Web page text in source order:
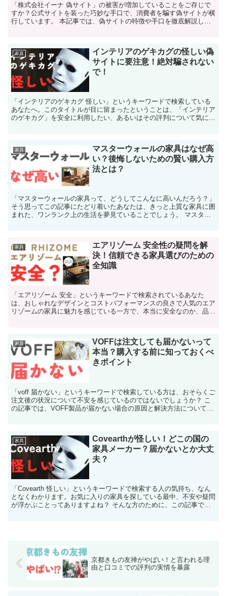
「株式会社イーナ 偽サイト」の被害が増加していることをご存じで
すか？公式サイトを装った巧妙な手口で、消費者を騙す偽サイトが横
行しています。 本記事では、偽サイトの特徴や手口を徹底解説し、
家具
インテリアのゲキカグの怪しい偽
サイトに要注意！絶対騙されない
で！
「インテリアのゲキカグ 怪しい」というキーワードで検索している
あなたへ。このタイトルが目に留まったということは、「インテリア
のゲキカグ」を安全に利用したい、あるいはその評判について気にな
家具
マスターウォールの家具はなぜ高
い？後悔しないための賢い購入方
法とは？
「マスターウォールの家具って、どうしてこんなに高いんだろう？」
そう思ってこの記事にたどり着いたあなたは、きっと上質な家具に囲
まれた、ワンランク上の生活を夢見ていることでしょう。 マスター
家具
エアリゾーム 安全性の疑問を解
決！信頼できる家具選びのための
全知識
「エアリゾーム 安全」というキーワードで検索されているあなた
は、おしゃれなデザインとコストパフォーマンスの良さで人気のエア
リゾームの家具に魅力を感じている一方で、本当に安全なのか、品質
家具
VOFFは注文しても届かないって
本当？購入する前に知っておくべ
きポイント
「voff 届かない」というキーワードで検索している方は、おそらくご
注文後の状況について不安を感じているのではないでしょうか？ こ
の記事では、VOFF製品が届かない場合の原因と解決方法について詳
家具
Covearthが怪しい！どこの国の
家具メーカー？届かないとか大丈
夫？
「Covearth 怪しい」というキーワードで検索する人の気持ち、なん
となくわかります。お気に入りの家具を探している最中、不安や疑問
が浮かぶことってありますよね？ そんな方のために、この記事では
京都きもの友禅がやばい！と言われる理
由と口コミでの評判の実情を暴露